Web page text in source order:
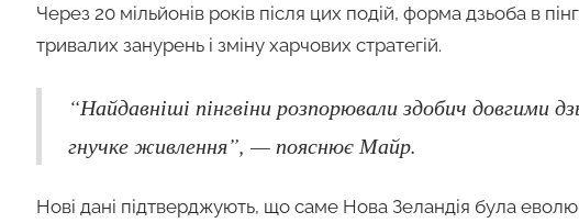
Через 20 мільйонів років після цих подій, форма дзьоба в
тривалих занурень і зміну харчових стратегій.
“Найдавніші пінгвіни розпорювали здобич
гнучке живлення”, — пояснює Майр.
Нові дані підтверджують, що саме Нова Зеландія була